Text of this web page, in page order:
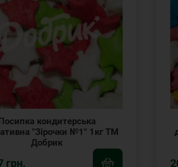
кондитерська
"Зірочки №1" 1кг ТМ
Добрик
грн.